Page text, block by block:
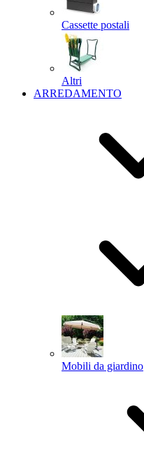
Cassette postali
Altri
ARREDAMENTO
Mobili da giardino